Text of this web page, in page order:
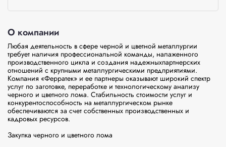
О компании
Любая деятельность в сфере черной и цветной металлургии
требует наличия профессиональной команды, налаженного
производственного цикла и создания надежныхпартнерских
отношений с крупными металлургическими предприятиями.
Компания «Ферратек» и ее партнеры оказывают широкий спектр
услуг по заготовке, переработке и технологическому анализу
черного и цветного лома. Стабильность стоимости услуг и
конкурентоспособность на металлургическом рынке
обеспечиваются за счет собственных производственных и
кадровых ресурсов.
Закупка черного и цветного лома